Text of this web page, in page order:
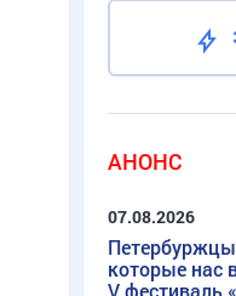
АНОНС
07.08.2026
которые нас
V фестиваль